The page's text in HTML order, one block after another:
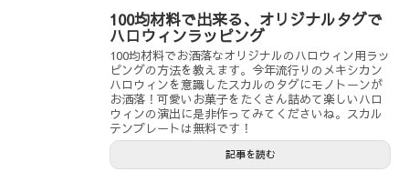
100均材料で出来る、オリジナルタグで
ハロウィンラッピング
100均材料でお洒落なオリジナルのハロウィン用ラッ
ピングの方法を教えます。今年流行りのメキシカン
ハロウィンを意識したスカルのタグにモノトーンが
お洒落！可愛いお菓子をたくさん詰めて楽しいハロ
ウィンの演出に是非作ってみてくださいね。スカル
テンプレートは無料です！
記事を読む